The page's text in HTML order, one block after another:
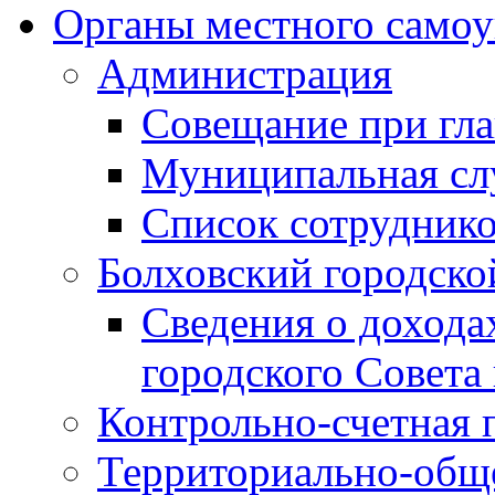
Органы местного
Администрация
Совещание при
Муниципальная
Список
Болховский
Сведения о
городского
Контрольно-счетная
Территориально-